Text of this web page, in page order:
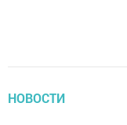
НОВОСТИ